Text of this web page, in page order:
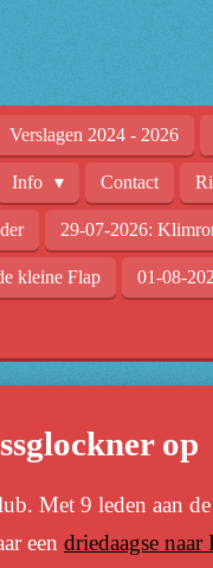
Verslagen 2024 - 2026
Info Contact
29-07-2026:
kleine Flap 01-08-
op
Met 9 leden aan
een driedaagse naar